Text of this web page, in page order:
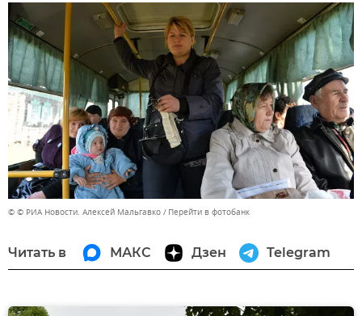
© © РИА Новости. Алексей Мальгавко Перейти в фотобанк
Читать в МАКС Дзен Telegram